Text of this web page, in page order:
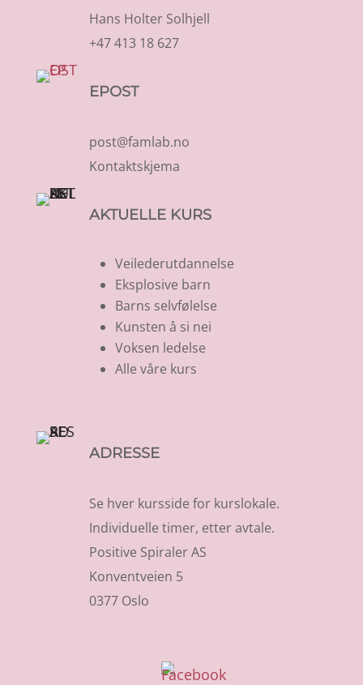
Hans Holter Solhjell
+47 413 18 627
EPOST
post@famlab.no
Kontaktskjema
AKTUELLE KURS
Veilederutdannelse
Eksplosive barn
Barns selvfølelse
Kunsten å si nei
Voksen ledelse
Alle våre kurs
ADRESSE
Se hver kursside for kurslokale.
Individuelle timer, etter avtale.
Positive Spiraler AS
Konventveien 5
0377 Oslo